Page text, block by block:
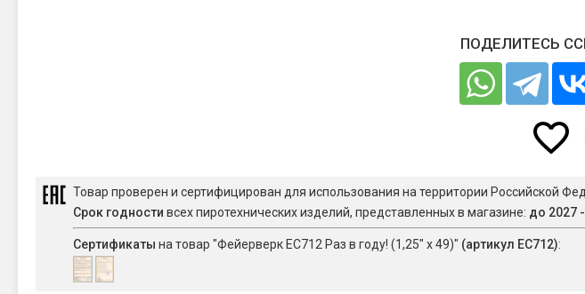
ПОДЕЛИТЕСЬ
Товар проверен и сертифицирован для использования на территории Российской
Срок годности всех пиротехнических изделий, представленных в магазине: до 2027
Сертификаты на товар "Фейерверк ЕС712 Раз в году! (1,25" х 49)" (артикул ЕС712):